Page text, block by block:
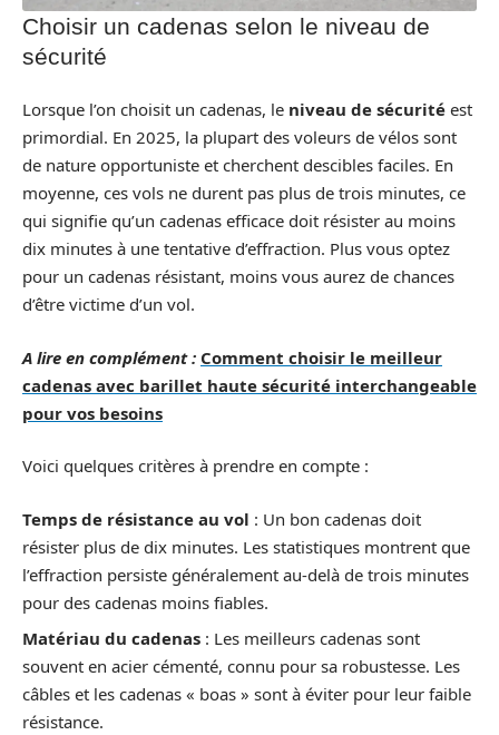
Choisir un cadenas selon le niveau de
sécurité
Lorsque l’on choisit un cadenas, le niveau de sécurité est
primordial. En 2025, la plupart des voleurs de vélos sont
de nature opportuniste et cherchent descibles faciles. En
moyenne, ces vols ne durent pas plus de trois minutes, ce
qui signifie qu’un cadenas efficace doit résister au moins
dix minutes à une tentative d’effraction. Plus vous optez
pour un cadenas résistant, moins vous aurez de chances
d’être victime d’un vol.
A lire en complément : Comment choisir le meilleur
cadenas avec barillet haute sécurité interchangeable
pour vos besoins
Voici quelques critères à prendre en compte :
Temps de résistance au vol : Un bon cadenas doit
résister plus de dix minutes. Les statistiques montrent que
l’effraction persiste généralement au-delà de trois minutes
pour des cadenas moins fiables.
Matériau du cadenas : Les meilleurs cadenas sont
souvent en acier cémenté, connu pour sa robustesse. Les
câbles et les cadenas « boas » sont à éviter pour leur faible
résistance.